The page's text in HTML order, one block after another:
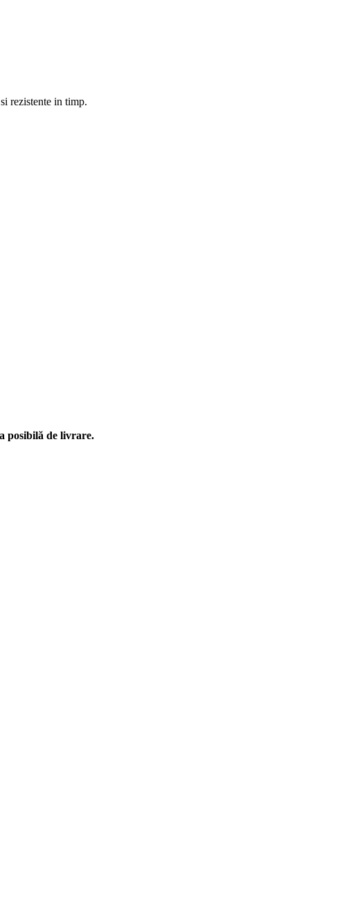
rezistente in timp.
posibilă de livrare.